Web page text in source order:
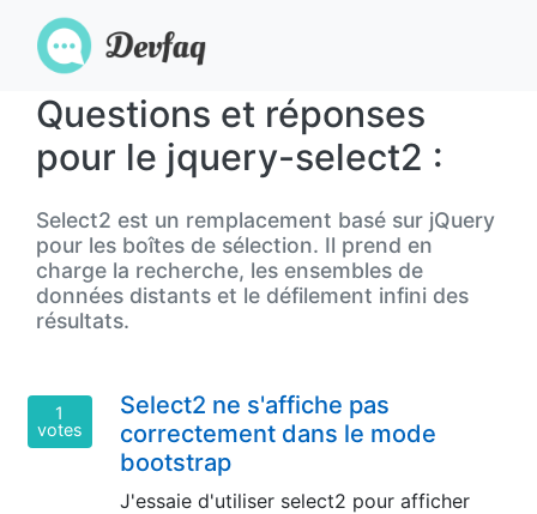
Questions et réponses
pour le jquery-select2 :
Select2 est un remplacement basé sur jQuery
pour les boîtes de sélection. Il prend en
charge la recherche, les ensembles de
données distants et le défilement infini des
résultats.
1
votes
Select2 ne s'affiche pas
correctement dans le mode
bootstrap
J'essaie d'utiliser select2 pour afficher